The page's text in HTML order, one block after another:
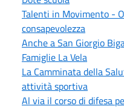
Talenti in Movimento -
consapevolezza
Anche a San Giorgio
Famiglie La Vela
La Camminata della
attività sportiva
Al via il corso di difesa